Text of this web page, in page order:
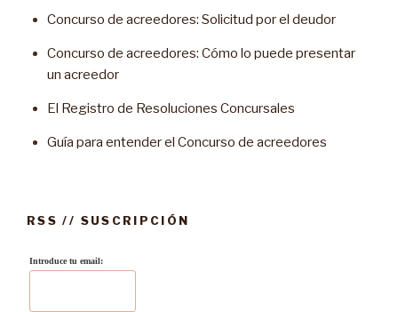
Concurso de acreedores: Solicitud por el deudor
Concurso de acreedores: Cómo lo puede presentar
un acreedor
El Registro de Resoluciones Concursales
Guía para entender el Concurso de acreedores
RSS // SUSCRIPCIÓN
Introduce tu email: